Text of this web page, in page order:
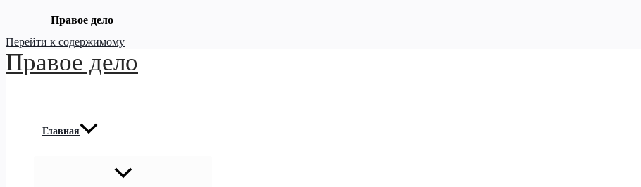
Правое дело
Перейти к содержимому
Правое дело
Главная